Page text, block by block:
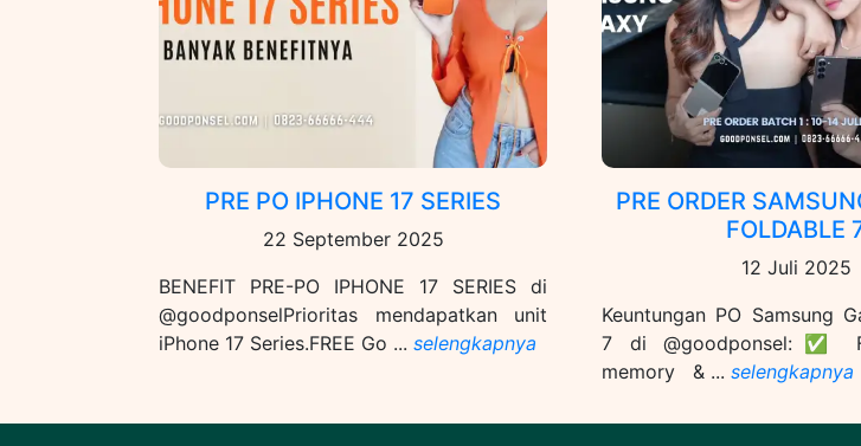
PRE PO IPHONE 17 SERIES
22 September 2025
BENEFIT PRE-PO IPHONE 17 SERIES di
@goodponsel⁠Prioritas mendapatkan unit
iPhone 17 Series.FREE Go ... selengkapnya
PRE ORDER
FOLDABLE
12 Juli 2025
Keuntungan PO Samsung
7 di @goodponsel:✅
memory & ... selengkapnya